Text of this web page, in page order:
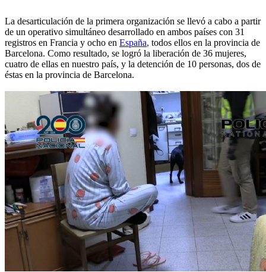
La desarticulación de la primera organización se llevó a cabo a partir
de un operativo simultáneo desarrollado en ambos países con 31
registros en Francia y ocho en España, todos ellos en la provincia de
Barcelona. Como resultado, se logró la liberación de 36 mujeres,
cuatro de ellas en nuestro país, y la detención de 10 personas, dos de
éstas en la provincia de Barcelona.